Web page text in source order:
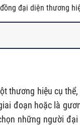
đại diện thương
thương hiệu cụ
đoạn hoặc là
những người